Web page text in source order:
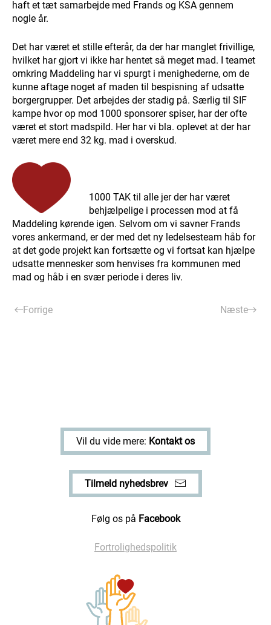
haft et tæt samarbejde med Frands og KSA gennem
nogle år.
Det har været et stille efterår, da der har manglet frivillige,
hvilket har gjort vi ikke har hentet så meget mad. I teamet
omkring Maddeling har vi spurgt i menighederne, om de
kunne aftage noget af maden til bespisning af udsatte
borgergrupper. Det arbejdes der stadig på. Særlig til SIF
kampe hvor op mod 1000 sponsorer spiser, har der ofte
været et stort madspild. Her har vi bla. oplevet at der har
været mere end 32 kg. mad i overskud.
1000 TAK til alle jer der har været
behjælpelige i processen mod at få
Maddeling kørende igen. Selvom om vi savner Frands
vores ankermand, er der med det ny ledelsesteam håb for
at det gode projekt kan fortsætte og vi fortsat kan hjælpe
udsatte mennesker som henvises fra kommunen med
mad og håb i en svær periode i deres liv.
Forrige Næste
Vil du vide mere: Kontakt os
Tilmeld nyhedsbrev
Følg os på Facebook
Fortrolighedspolitik